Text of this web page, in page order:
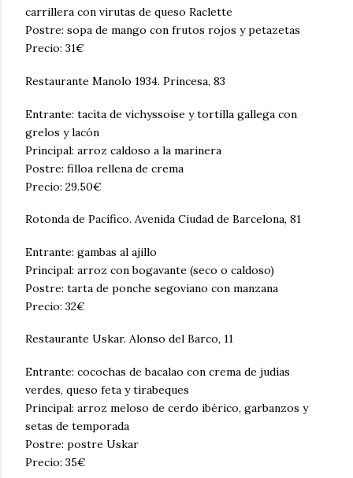
carrillera con virutas de queso Raclette
Postre: sopa de mango con frutos rojos y petazetas
Precio: 31€
Restaurante Manolo 1934. Princesa, 83
Entrante: tacita de vichyssoise y tortilla gallega con
grelos y lacón
Principal: arroz caldoso a la marinera
Postre: filloa rellena de crema
Precio: 29.50€
Rotonda de Pacífico. Avenida Ciudad de Barcelona, 81
Entrante: gambas al ajillo
Principal: arroz con bogavante (seco o caldoso)
Postre: tarta de ponche segoviano con manzana
Precio: 32€
Restaurante Uskar. Alonso del Barco, 11
Entrante: cocochas de bacalao con crema de judías
verdes, queso feta y tirabeques
Principal: arroz meloso de cerdo ibérico, garbanzos y
setas de temporada
Postre: postre Uskar
Precio: 35€